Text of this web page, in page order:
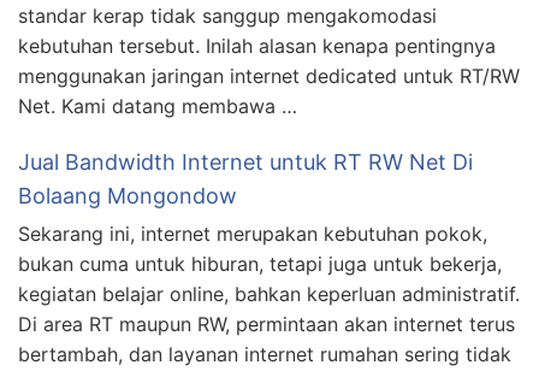
standar kerap tidak sanggup mengakomodasi
kebutuhan tersebut. Inilah alasan kenapa pentingnya
menggunakan jaringan internet dedicated untuk RT/RW
Net. Kami datang membawa …
Jual Bandwidth Internet untuk RT RW Net Di
Bolaang Mongondow
Sekarang ini, internet merupakan kebutuhan pokok,
bukan cuma untuk hiburan, tetapi juga untuk bekerja,
kegiatan belajar online, bahkan keperluan administratif.
Di area RT maupun RW, permintaan akan internet terus
bertambah, dan layanan internet rumahan sering tidak